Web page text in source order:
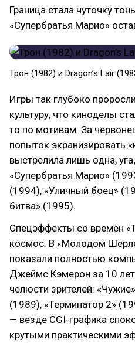
Граница стала чуточку
«Супербратья Марио»
Трон (1982) и Dragon’s Lair
Игры так глубоко
культуру, что киноделы
то по мотивам. За
попыток экранизировать
выстрелила лишь одна,
«Супербратья Марио»
(1994), «Уличный боец»
битва» (1995).
Спецэффекты со времён
космос. В «Молодом
показали полностью
Джеймс Кэмерон за 10
челюсти зрителей:
(1989), «Терминатор 2»
— везде CGI-графика
крутыми практическими